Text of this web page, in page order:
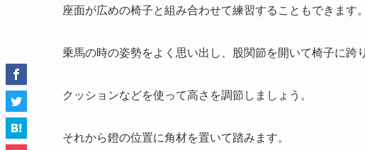
座面が広めの椅子と組み合わせて練習することもできます。
乗馬の時の姿勢をよく思い出し、股関節を開いて椅子に跨
クッションなどを使って高さを調節しましょう。
それから鐙の位置に角材を置いて踏みます。